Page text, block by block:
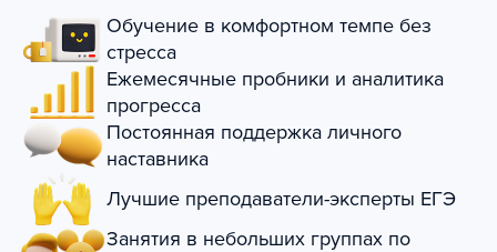
Обучение в комфортном темпе без
стресса
Ежемесячные пробники и аналитика
прогресса
Постоянная поддержка личного
наставника
Лучшие преподаватели-эксперты ЕГЭ
Занятия в небольших группах по